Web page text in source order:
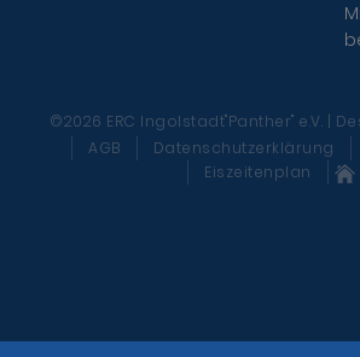
©2026 ERC Ingolstadt"Panther" e.V. |
AGB
Datenschutzerklärung
Eiszeitenplan